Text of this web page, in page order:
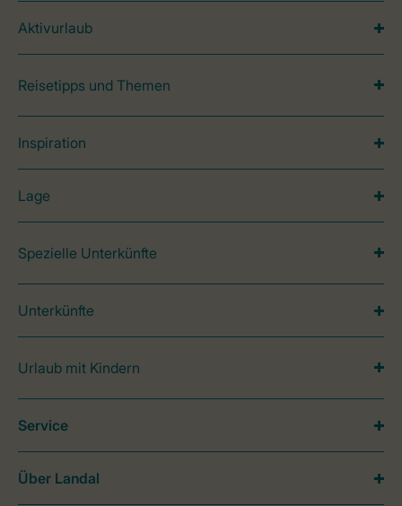
Aktivurlaub
Reisetipps und Themen
Inspiration
Lage
Spezielle Unterkünfte
Unterkünfte
Urlaub mit Kindern
Service
Über Landal